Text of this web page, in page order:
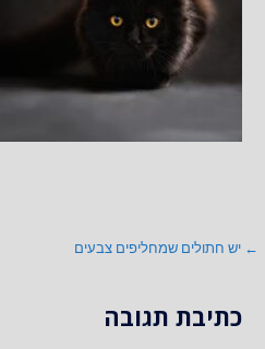
ניווט
← יש חתולים שמחליפים צבעים
כתיבת תגובה